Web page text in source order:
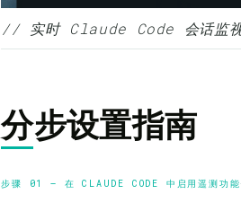
// 实时 Claude Code 会话监视
分步设置指南
步骤 01 — 在 CLAUDE CODE 中启用遥测功能